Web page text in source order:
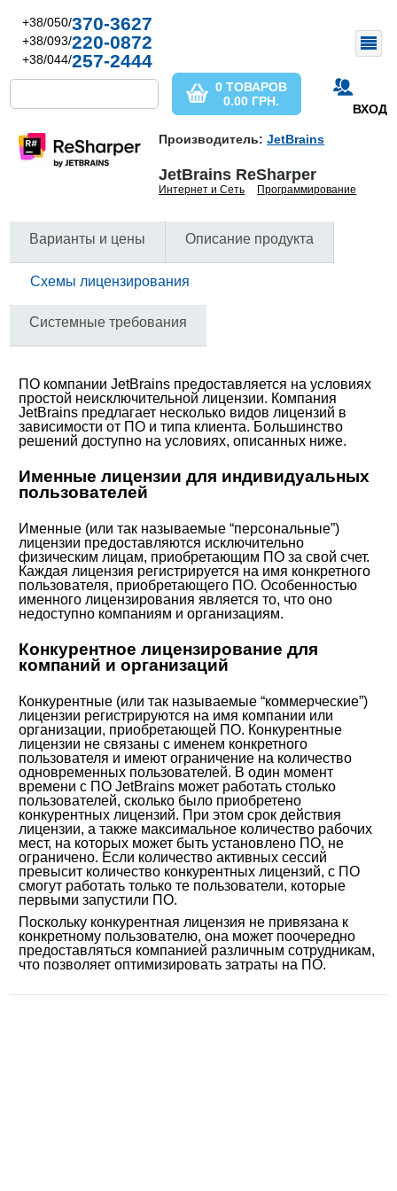
+38/050/370-3627
+38/093/220-0872
+38/044/257-2444
ВХОД
0 ТОВАРОВ
0.00 ГРН.
Производитель:JetBrains
JetBrains ReSharper
Интернет и Сеть Программирование
Варианты и цены Описание продукта
Схемы лицензирования
Системные требования
ПО компании JetBrains предоставляется на условиях
простой неисключительной лицензии. Компания
JetBrains предлагает несколько видов лицензий в
зависимости от ПО и типа клиента. Большинство
решений доступно на условиях, описанных ниже.
Именные лицензии для индивидуальных
пользователей
Именные (или так называемые “персональные”)
лицензии предоставляются исключительно
физическим лицам, приобретающим ПО за свой счет.
Каждая лицензия регистрируется на имя конкретного
пользователя, приобретающего ПО. Особенностью
именного лицензирования является то, что оно
недоступно компаниям и организациям.
Конкурентное лицензирование для
компаний и организаций
Конкурентные (или так называемые “коммерческие”)
лицензии регистрируются на имя компании или
организации, приобретающей ПО. Конкурентные
лицензии не связаны с именем конкретного
пользователя и имеют ограничение на количество
одновременных пользователей. В один момент
времени с ПО JetBrains может работать столько
пользователей, сколько было приобретено
конкурентных лицензий. При этом срок действия
лицензии, а также максимальное количество рабочих
мест, на которых может быть установлено ПО, не
ограничено. Если количество активных сессий
превысит количество конкурентных лицензий, с ПО
смогут работать только те пользователи, которые
первыми запустили ПО.
Поскольку конкурентная лицензия не привязана к
конкретному пользователю, она может поочередно
предоставляться компанией различным сотрудникам,
что позволяет оптимизировать затраты на ПО.